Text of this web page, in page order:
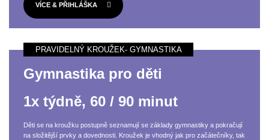
VÍCE & PŘIHLÁŠKA
Gymnastika pro děti
1x týdně, 60 / 90 minut
Děti se na kroužku postupně seznamují se základy gymnastiky a pokračují
na složitější prvky a dovednosti. Kroužek je vhodný jak pro začátečníky, tak